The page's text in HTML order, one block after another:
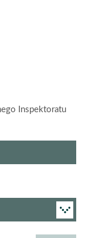
Inspektoratu